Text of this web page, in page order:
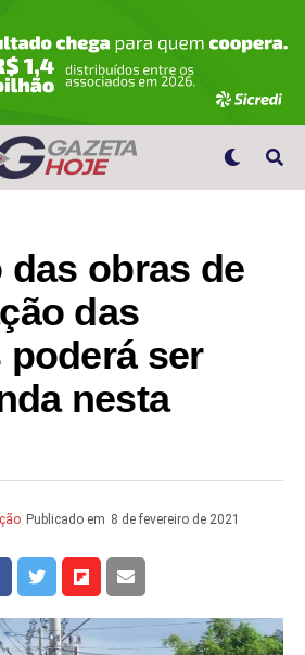
das obras de
das
poderá ser
nesta
Publicado em 8 de fevereiro de 2021